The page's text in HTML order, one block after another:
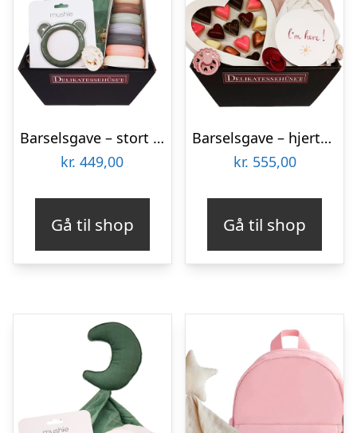
Barselsgave – stort tillykke med den lille ny baby
kr. 449,00
Gå til shop
Barselsgave – hjertelig tillykke med den lille ny
kr. 555,00
Gå til shop